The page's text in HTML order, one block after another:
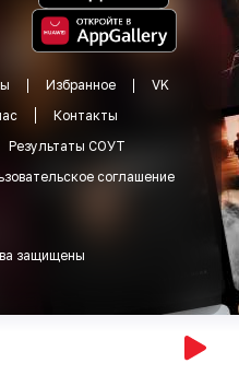
Избранное
VK
Контакты
Результаты СОУТ
соглашение
защищены